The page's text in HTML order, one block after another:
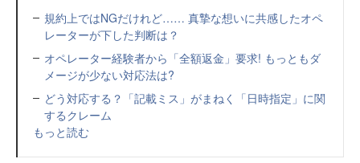
規約上ではNGだけれど…… 真摯な想いに共感したオペ
レーターが下した判断は？
オペレーター経験者から「全額返金」要求! もっともダ
メージが少ない対応法は?
どう対応する？「記載ミス」がまねく「日時指定」に関
するクレーム
もっと読む